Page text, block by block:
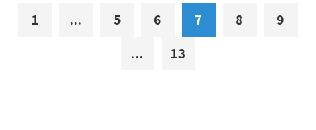
1 ... 5 6 7 8
9
...
13